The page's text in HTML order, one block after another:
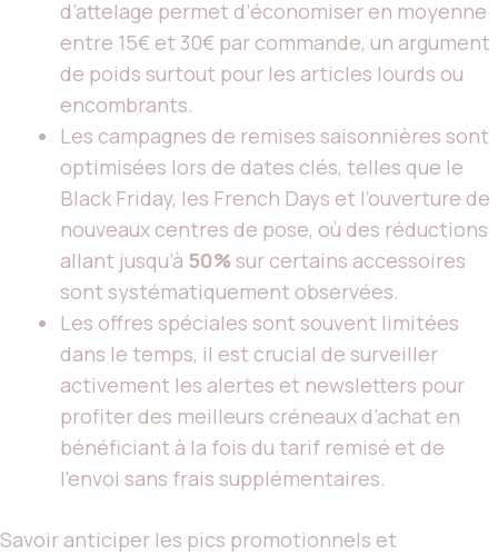
d’attelage permet d’économiser en moyenne
entre 15€ et 30€ par commande, un argument
de poids surtout pour les articles lourds ou
encombrants.
Les campagnes de remises saisonnières sont
optimisées lors de dates clés, telles que le
Black Friday, les French Days et l’ouverture de
nouveaux centres de pose, où des réductions
allant jusqu’à 50% sur certains accessoires
sont systématiquement observées.
Les offres spéciales sont souvent limitées
dans le temps, il est crucial de surveiller
activement les alertes et newsletters pour
profiter des meilleurs créneaux d’achat en
bénéficiant à la fois du tarif remisé et de
l’envoi sans frais supplémentaires.
Savoir anticiper les pics promotionnels et